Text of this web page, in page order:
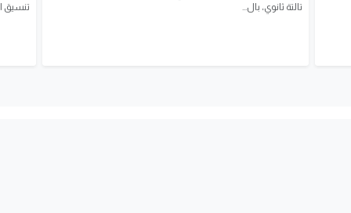
تالتة ثانوي، بال...
تنسيق